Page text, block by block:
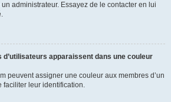
administrateur. Essayez de le contacter en lui
d’utilisateurs apparaissent dans une couleur
peuvent assigner une couleur aux membres d’un
faciliter leur identification.